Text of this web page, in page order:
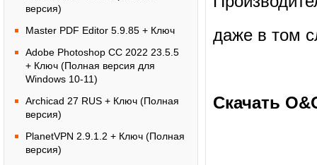
версия)
Master PDF Editor 5.9.85 + Ключ
Adobe Photoshop СС 2022 23.5.5
+ Ключ (Полная версия для
Windows 10-11)
Archicad 27 RUS + Ключ (Полная
версия)
PlanetVPN 2.9.1.2 + Ключ (Полная
версия)
даже в том
Скачать